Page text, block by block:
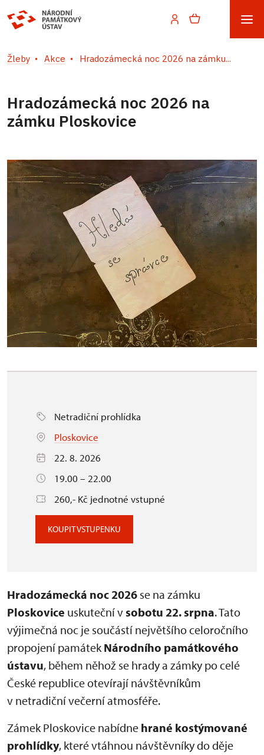
Žleby Akce Hradozámecká noc 2026 na zámku...
Hradozámecká noc 2026 na
zámku Ploskovice
Netradiční prohlídka
Ploskovice
22. 8. 2026
19.00 – 22.00
260,- Kč jednotné vstupné
KOUPIT VSTUPENKU
Hradozámecká noc 2026 se na zámku
Ploskovice uskuteční vsobotu 22. srpna. Tato
výjimečná noc je součástí největšího celoročního
propojení památekNárodního památkového
ústavu, během něhož se hrady a zámky po celé
České republice otevírají návštěvníkům
v netradiční večerní atmosféře.
Zámek Ploskovice nabídne hrané kostýmované
prohlídky, které vtáhnou návštěvníky do děje